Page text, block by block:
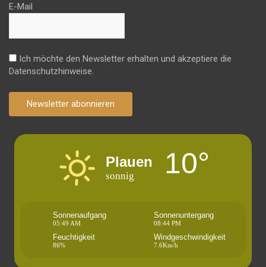
E-Mail
Ich möchte den Newsletter erhalten und akzeptiere die
Datenschutzhinweise.
Newsletter abonnieren
Plauen
sonnig 10°
Sonnenaufgang
05:49 AM
Sonnenuntergang
08:44 PM
Feuchtigkeit
86%
Windgeschwindigkeit
7.6Km/h